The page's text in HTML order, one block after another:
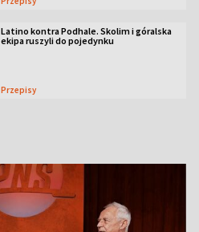
Latino kontra Podhale. Skolim i góralska
ekipa ruszyli do pojedynku
Przepisy